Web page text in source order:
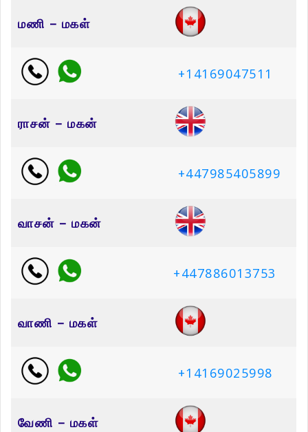
மணி – மகள்
+14169047511
ராசன் – மகன்
+447985405899
வாசன் – மகன்
+447886013753
வாணி – மகள்
+14169025998
வேணி – மகள்